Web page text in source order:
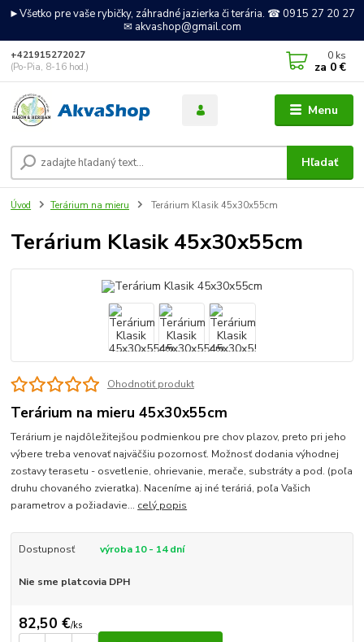
►Všetko pre vaše rybičky, záhradné jazierka či terária. ☎ 0915 27 20 27
✉ akvashop@gmail.com
Menu
Hľadať
+421915272027
(Po-Pia, 8-16 hod.)
0 ks
za 0 €
Úvod Terárium na mieru Terárium Klasik 45x30x55cm
Terárium Klasik 45x30x55cm
Ohodnotiť produkt
Terárium na mieru 45x30x55cm
Terárium je najdôležitejšou podmienkou pre chov plazov, preto pri jeho
výbere treba venovať najväčšiu pozornosť. Možnosť dodania výhodnej
zostavy terasetu - osvetlenie, ohrievanie, merače, substráty a pod. (poľa
druhu chovaného zvieratka). Naceníme aj iné teráriá, poľa Vašich
parametrov a požiadavie... celý popis
Dostupnosť výroba 10 - 14 dní
Nie sme platcovia DPH
82,50 €/ks